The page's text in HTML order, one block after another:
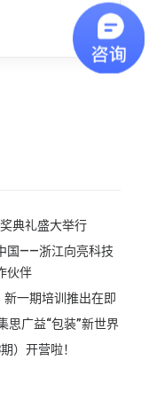
典礼盛大举行
国——浙江向亮科技
伙伴
新一期培训推出在即
思广益“包装”新世界
）开营啦！